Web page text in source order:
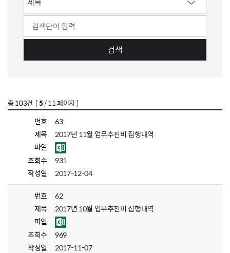
검색
총103건 [5/ 11 페이지 ]
번호
63
제목
2017년 11월 업무추진비 집행내역
파일
조회수
931
작성일
2017-12-04
번호
62
제목
2017년 10월 업무추진비 집행내역
파일
조회수
969
작성일
2017-11-07